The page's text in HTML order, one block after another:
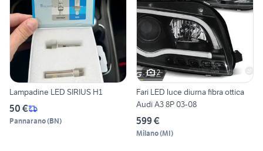
Lampadine LED SIRIUS H1
50 €
Pannarano(BN)
2
Fari LED luce diurna fibra ottica
Audi A3 8P 03-08
599 €
Milano(MI)